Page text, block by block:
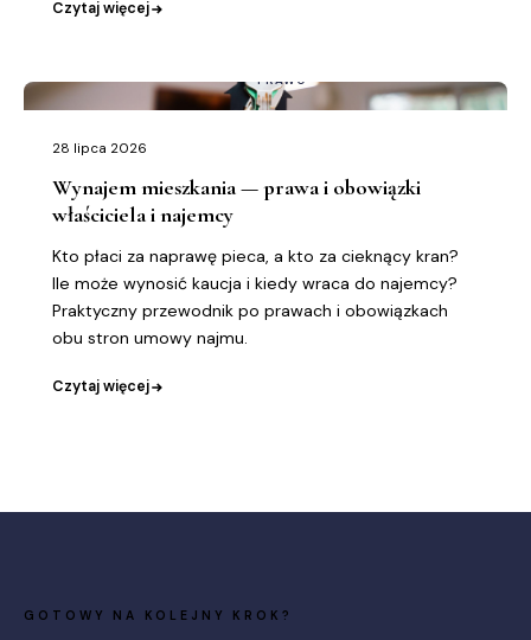
Czytaj więcej
PRAWO
28 lipca 2026
Wynajem mieszkania — prawa i obowiązki
właściciela i najemcy
Kto płaci za naprawę pieca, a kto za cieknący kran?
Ile może wynosić kaucja i kiedy wraca do najemcy?
Praktyczny przewodnik po prawach i obowiązkach
obu stron umowy najmu.
Czytaj więcej
GOTOWY NA KOLEJNY KROK?